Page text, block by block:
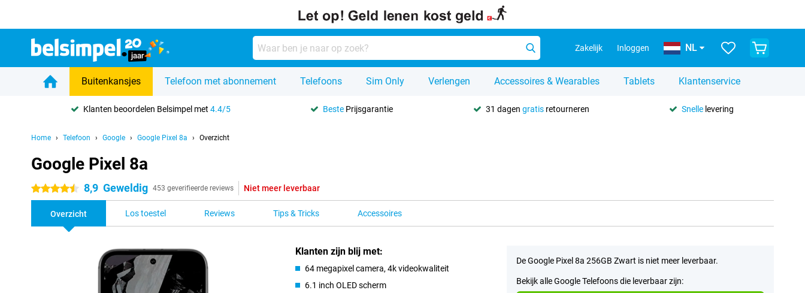
Zakelijk Inloggen NL
Buitenkansjes Telefoon met abonnement Telefoons Sim Only Verlengen Accessoires & Wearables Tablets Klantenservice
Klanten beoordelen Belsimpel met4.4/5 Beste Prijsgarantie 31 dagen gratisretourneren Snellelevering
Home Telefoon Google Google Pixel 8a Overzicht
Google Pixel 8a
4.5 sterren 8,9 Geweldig 453 geverifieerde reviews Niet meer leverbaar
Overzicht Los toestel Reviews Tips & Tricks Accessoires
Klanten zijn blij met:
64 megapixel camera, 4k videokwaliteit
6.1 inch OLED scherm
De Google Pixel 8a 256GB Zwart is niet meer leverbaar.
Bekijk alle Google Telefoons die leverbaar zijn: